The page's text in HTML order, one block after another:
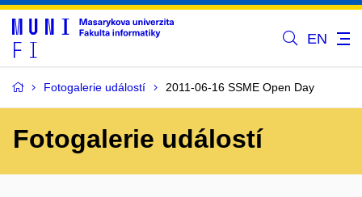
EN
Fotogalerie událostí 2011-06-16 SSME Open Day
Fotogalerie událostí